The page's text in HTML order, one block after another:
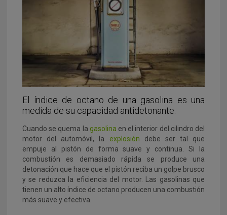
El índice de octano de una gasolina es una
medida de su capacidad antidetonante.
Cuando se quema la gasolina en el interior del cilindro del
motor del automóvil, la explosión debe ser tal que
empuje al pistón de forma suave y continua. Si la
combustión es demasiado rápida se produce una
detonación que hace que el pistón reciba un golpe brusco
y se reduzca la eficiencia del motor. Las gasolinas que
tienen un alto índice de octano producen una combustión
más suave y efectiva.